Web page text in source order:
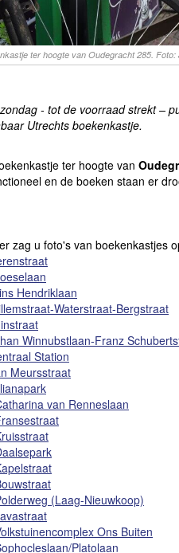
ter hoogte van Oudegracht 285.
- tot de voorraad strekt –
Utrechts boekenkastje.
ter hoogte van
en de boeken staan er
zag u foto's van boekenkastjes
Hendriklaan
Waterstraat-Bergstraat
Winnubstlaan-Franz
Station
Meursstraat
van Renneslaan
(Laag-Nieuwkoop)
Ons Buiten
Platolaan